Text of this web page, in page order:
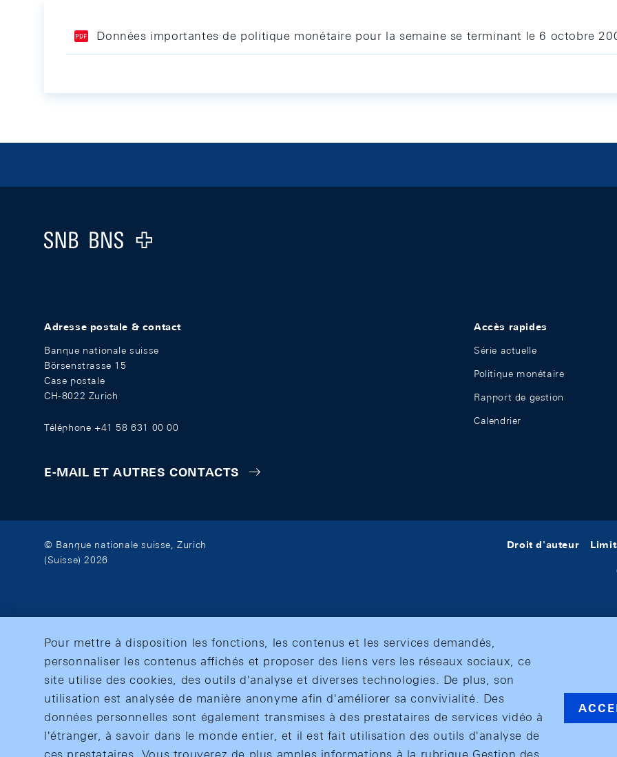
Données importantes de politique monétaire pour la semaine se terminant le 6 octobre
Logo
Adresse postale & contact
Banque nationale suisse
Börsenstrasse 15
Case postale
CH-8022 Zurich
Téléphone +41 58 631 00 00
E-MAIL ET AUTRES CONTACTS
Accès rapides
Série actuelle
Politique monétaire
Rapport de gestion
Calendrier
© Banque nationale suisse, Zurich
(Suisse) 2026
Droit d'auteur
Pour mettre à disposition les fonctions, les contenus et les services demandés,
personnaliser les contenus affichés et proposer des liens vers les réseaux sociaux, ce
site utilise des cookies, des outils d'analyse et diverses technologies. De plus, son
utilisation est analysée de manière anonyme afin d'améliorer sa convivialité. Des
données personnelles sont également transmises à des prestataires de services vidéo à
l'étranger, à savoir dans le monde entier, et il est fait utilisation des outils d'analyse de